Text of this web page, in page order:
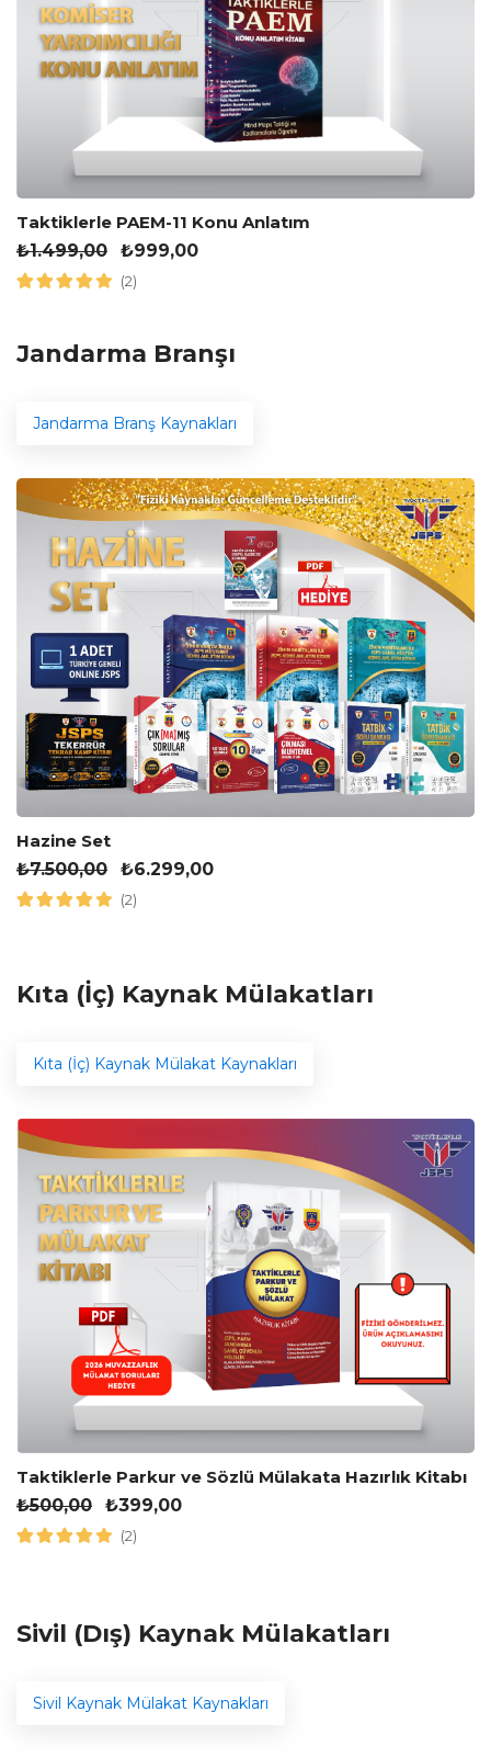
Taktiklerle PAEM-11 Konu Anlatım
₺1.499,00 ₺999,00
(2)
Jandarma Branşı
Jandarma Branş Kaynakları
Hazine Set
₺7.500,00 ₺6.299,00
(2)
Kıta (İç) Kaynak Mülakatları
Kıta (İç) Kaynak Mülakat Kaynakları
Taktiklerle Parkur ve Sözlü Mülakata Hazırlık Kitabı
₺500,00 ₺399,00
(2)
Sivil (Dış) Kaynak Mülakatları
Sivil Kaynak Mülakat Kaynakları